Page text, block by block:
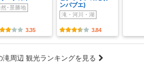
然･景勝地
3.35
ンバブエ)
滝・河川・湖
3.84
滝周辺 観光ランキングを見る